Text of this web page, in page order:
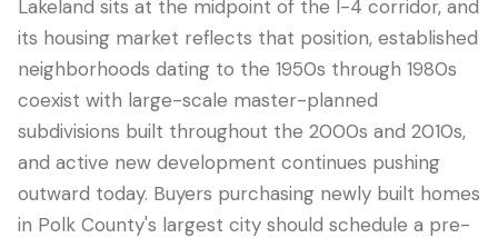
Lakeland sits at the midpoint of the I-4 corridor, and
its housing market reflects that position, established
neighborhoods dating to the 1950s through 1980s
coexist with large-scale master-planned
subdivisions built throughout the 2000s and 2010s,
and active new development continues pushing
outward today. Buyers purchasing newly built homes
in Polk County's largest city should schedule a pre-